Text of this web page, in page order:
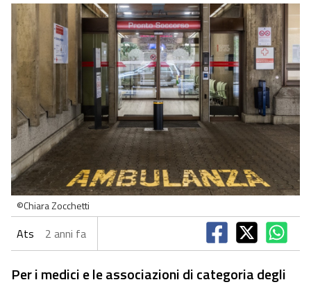
©Chiara Zocchetti
Ats 2 anni fa
Per i medici e le associazioni di categoria degli